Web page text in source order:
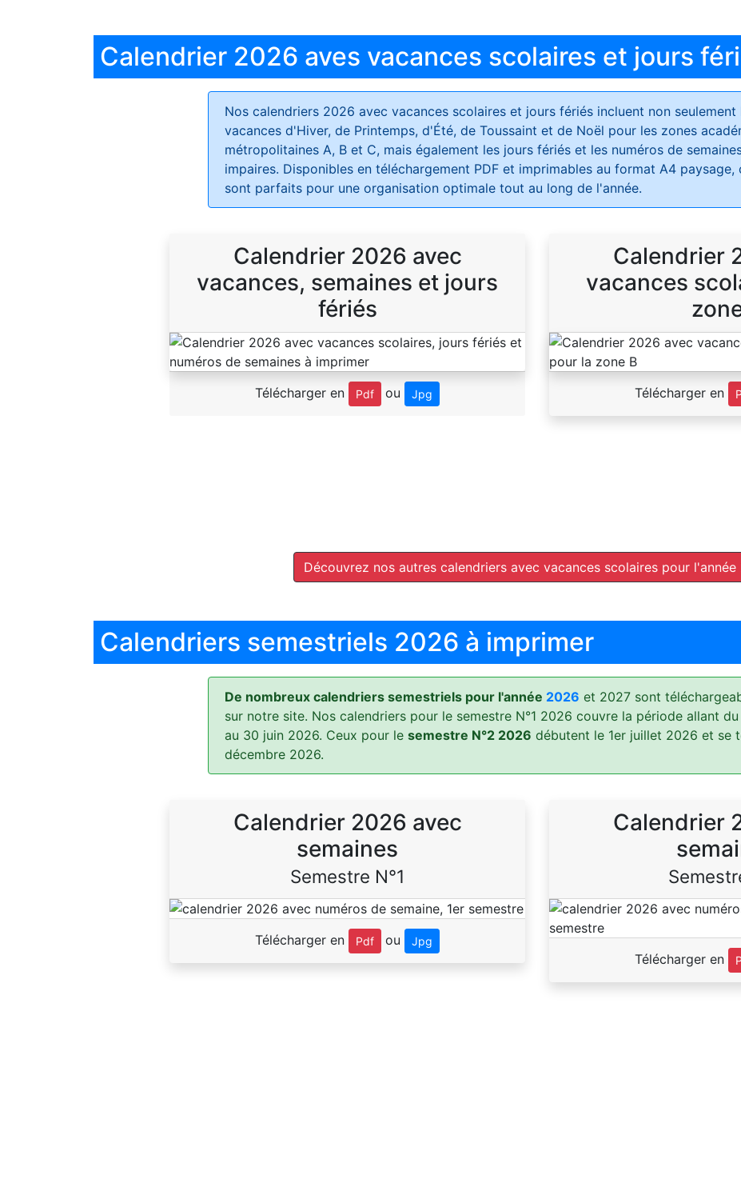
Calendrier 2026 aves vacances scolaires et jours
Nos calendriers 2026 avec vacances scolaires et jours fériésincluent non seulement
vacances d'Hiver, de Printemps, d'Été, de Toussaint et de Noël pour les zones
métropolitaines A, B et C, mais également les jours fériés et les numéros de
impaires. Disponibles en téléchargement PDF et imprimables au format A4 paysage,
sont parfaits pour une organisation optimale tout au long de l'année.
Calendrier 2026 avec
vacances, semaines et jours
fériés
Télécharger en Pdf ou Jpg
Calendrier
vacances
Télécharger en
Découvrez nos autres calendriers avec vacances scolaires pour l'année
Calendriers semestriels 2026 à imprimer
De nombreux calendriers semestriels pour l'année 2026 et 2027 sont
sur notre site. Nos calendriers pour le semestre N°1 2026 couvre la période allant
au 30 juin 2026. Ceux pour le semestre N°2 2026 débutent le 1er juillet 2026 et se
décembre 2026.
Calendrier 2026 avec
semaines
Semestre N°1
Télécharger en Pdf ou Jpg
Calendrier
Télécharger en